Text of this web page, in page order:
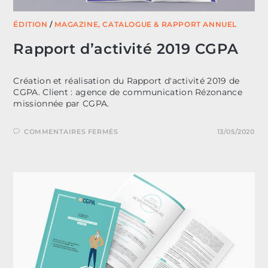
ÉDITION / MAGAZINE, CATALOGUE & RAPPORT ANNUEL
Rapport d’activité 2019 CGPA
Création et réalisation du Rapport d'activité 2019 de
CGPA. Client : agence de communication Rézonance
missionnée par CGPA.
COMMENTAIRES FERMÉSSUR 13/05/2020